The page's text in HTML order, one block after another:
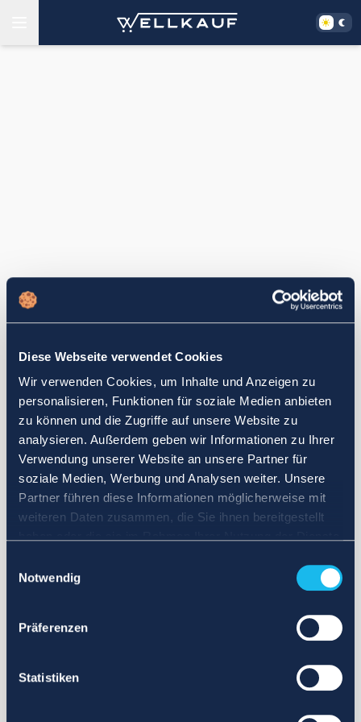
Diese Webseite verwendet Cookies
Wir verwenden Cookies, um Inhalte und Anzeigen zu
personalisieren, Funktionen für soziale Medien anbieten
zu können und die Zugriffe auf unsere Website zu
analysieren. Außerdem geben wir Informationen zu Ihrer
Verwendung unserer Website an unsere Partner für
soziale Medien, Werbung und Analysen weiter. Unsere
Partner führen diese Informationen möglicherweise mit
weiteren Daten zusammen, die Sie ihnen bereitgestellt
Notwendig
Präferenzen
Statistiken